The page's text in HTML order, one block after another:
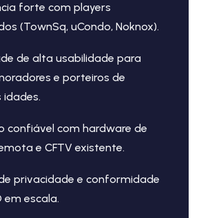
forte com players
(TownSq, uCondo, Noknox).
de alta usabilidade para
e porteiros de
confiável com hardware de
e CFTV existente.
privacidade e conformidade
em escala.